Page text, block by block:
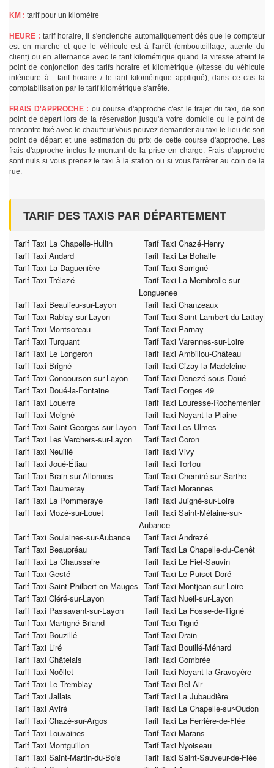
KM : tarif pour un kilomètre
HEURE : tarif horaire, il s'enclenche automatiquement dès que le compteur
est en marche et que le véhicule est à l'arrêt (embouteillage, attente du
client) ou en alternance avec le tarif kilométrique quand la vitesse atteint le
point de conjonction des tarifs horaire et kilométrique (vitesse du véhicule
inférieure à : tarif horaire / le tarif kilométrique appliqué), dans ce cas la
comptabilisation par le tarif kilométrique s'arrête.
FRAIS D'APPROCHE : ou course d'approche c'est le trajet du taxi, de son
point de départ lors de la réservation jusqu'à votre domicile ou le point de
rencontre fixé avec le chauffeur.Vous pouvez demander au taxi le lieu de son
point de départ et une estimation du prix de cette course d'approche. Les
frais d'approche inclus le montant de la prise en charge. Frais d'approche
sont nuls si vous prenez le taxi à la station ou si vous l'arrêter au coin de la
rue.
TARIF DES TAXIS PAR DÉPARTEMENT
Tarif Taxi La Chapelle-Hullin
Tarif Taxi Chazé-Henry
Tarif Taxi Andard
Tarif Taxi La Bohalle
Tarif Taxi La Daguenière
Tarif Taxi Sarrigné
Tarif Taxi Trélazé
Tarif Taxi La Membrolle-sur-
Longuenee
Tarif Taxi Beaulieu-sur-Layon
Tarif Taxi Chanzeaux
Tarif Taxi Rablay-sur-Layon
Tarif Taxi Saint-Lambert-du-Lattay
Tarif Taxi Montsoreau
Tarif Taxi Parnay
Tarif Taxi Turquant
Tarif Taxi Varennes-sur-Loire
Tarif Taxi Le Longeron
Tarif Taxi Ambillou-Château
Tarif Taxi Brigné
Tarif Taxi Cizay-la-Madeleine
Tarif Taxi Concourson-sur-Layon
Tarif Taxi Denezé-sous-Doué
Tarif Taxi Doué-la-Fontaine
Tarif Taxi Forges 49
Tarif Taxi Louerre
Tarif Taxi Louresse-Rochemenier
Tarif Taxi Meigné
Tarif Taxi Noyant-la-Plaine
Tarif Taxi Saint-Georges-sur-Layon
Tarif Taxi Les Ulmes
Tarif Taxi Les Verchers-sur-Layon
Tarif Taxi Coron
Tarif Taxi Neuillé
Tarif Taxi Vivy
Tarif Taxi Joué-Étiau
Tarif Taxi Torfou
Tarif Taxi Brain-sur-Allonnes
Tarif Taxi Chemiré-sur-Sarthe
Tarif Taxi Daumeray
Tarif Taxi Morannes
Tarif Taxi La Pommeraye
Tarif Taxi Juigné-sur-Loire
Tarif Taxi Mozé-sur-Louet
Tarif Taxi Saint-Mélaine-sur-
Aubance
Tarif Taxi Soulaines-sur-Aubance
Tarif Taxi Andrezé
Tarif Taxi Beaupréau
Tarif Taxi La Chapelle-du-Genêt
Tarif Taxi La Chaussaire
Tarif Taxi Le Fief-Sauvin
Tarif Taxi Gesté
Tarif Taxi Le Puiset-Doré
Tarif Taxi Saint-Philbert-en-Mauges Tarif Taxi Montjean-sur-Loire
Tarif Taxi Cléré-sur-Layon
Tarif Taxi Nueil-sur-Layon
Tarif Taxi Passavant-sur-Layon
Tarif Taxi La Fosse-de-Tigné
Tarif Taxi Martigné-Briand
Tarif Taxi Tigné
Tarif Taxi Bouzillé
Tarif Taxi Drain
Tarif Taxi Liré
Tarif Taxi Bouillé-Ménard
Tarif Taxi Châtelais
Tarif Taxi Combrée
Tarif Taxi Noëllet
Tarif Taxi Noyant-la-Gravoyère
Tarif Taxi Le Tremblay
Tarif Taxi Bel Air
Tarif Taxi Jallais
Tarif Taxi La Jubaudière
Tarif Taxi Aviré
Tarif Taxi La Chapelle-sur-Oudon
Tarif Taxi Chazé-sur-Argos
Tarif Taxi La Ferrière-de-Flée
Tarif Taxi Louvaines
Tarif Taxi Marans
Tarif Taxi Montguillon
Tarif Taxi Nyoiseau
Tarif Taxi Saint-Martin-du-Bois
Tarif Taxi Saint-Sauveur-de-Flée